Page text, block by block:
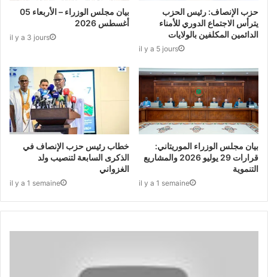
بيان مجلس الوزراء – الأربعاء 05
أغسطس 2026
il y a 3 jours
حزب الإنصاف: رئيس الحزب
يترأس الاجتماع الدوري للأمناء
الدائمين المكلفين بالولايات
il y a 5 jours
خطاب رئيس حزب الإنصاف في
الذكرى السابعة لتنصيب ولد
الغزواني
il y a 1 semaine
بيان مجلس الوزراء الموريتاني:
قرارات 29 يوليو 2026 والمشاريع
التنموية
il y a 1 semaine